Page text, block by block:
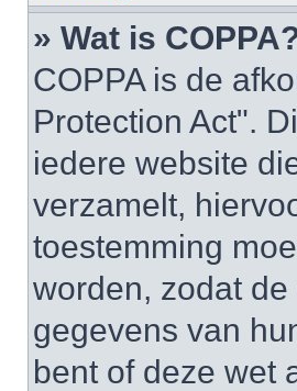
» Wat is
COPPA is de
Protection Act".
iedere website
verzamelt,
toestemming
worden, zodat
gegevens van
bent of deze wet